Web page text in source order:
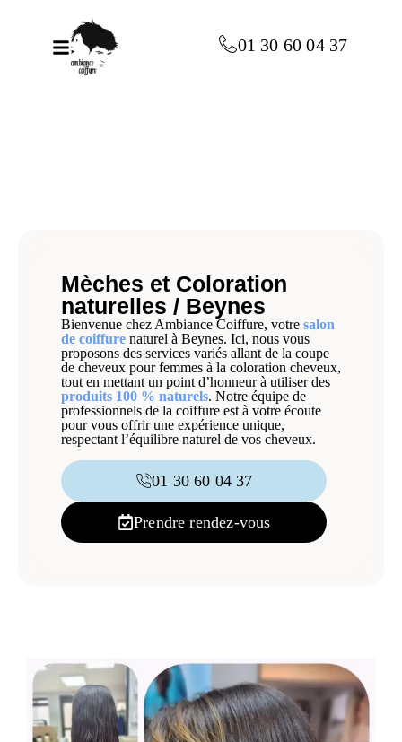
01 30 60 04 37
Mèches et Coloration
naturelles / Beynes
Bienvenue chez Ambiance Coiffure, votre salon
de coiffure naturel à Beynes. Ici, nous vous
proposons des services variés allant de la coupe
de cheveux pour femmes à la coloration cheveux,
tout en mettant un point d’honneur à utiliser des
produits 100 % naturels. Notre équipe de
professionnels de la coiffure est à votre écoute
pour vous offrir une expérience unique,
respectant l’équilibre naturel de vos cheveux.
01 30 60 04 37
Prendre rendez-vous